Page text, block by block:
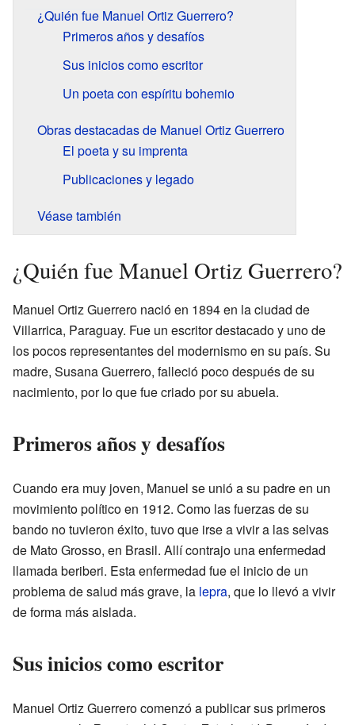
¿Quién fue Manuel Ortiz Guerrero?
Primeros años y desafíos
Sus inicios como escritor
Un poeta con espíritu bohemio
Obras destacadas de Manuel Ortiz Guerrero
El poeta y su imprenta
Publicaciones y legado
Véase también
¿Quién fue Manuel Ortiz Guerrero?
Manuel Ortiz Guerrero nació en 1894 en la ciudad de
Villarrica, Paraguay. Fue un escritor destacado y uno de
los pocos representantes del modernismo en su país. Su
madre, Susana Guerrero, falleció poco después de su
nacimiento, por lo que fue criado por su abuela.
Primeros años y desafíos
Cuando era muy joven, Manuel se unió a su padre en un
movimiento político en 1912. Como las fuerzas de su
bando no tuvieron éxito, tuvo que irse a vivir a las selvas
de Mato Grosso, en Brasil. Allí contrajo una enfermedad
llamada beriberi. Esta enfermedad fue el inicio de un
problema de salud más grave, la lepra, que lo llevó a vivir
de forma más aislada.
Sus inicios como escritor
Manuel Ortiz Guerrero comenzó a publicar sus primeros